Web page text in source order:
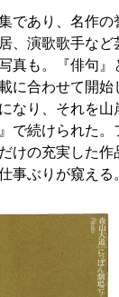
であり、名作の
、演歌歌手など
真も。『俳句』
に合わせて開始
なり、それを山
で続けられた。
けの充実した作
事ぶりが窺える